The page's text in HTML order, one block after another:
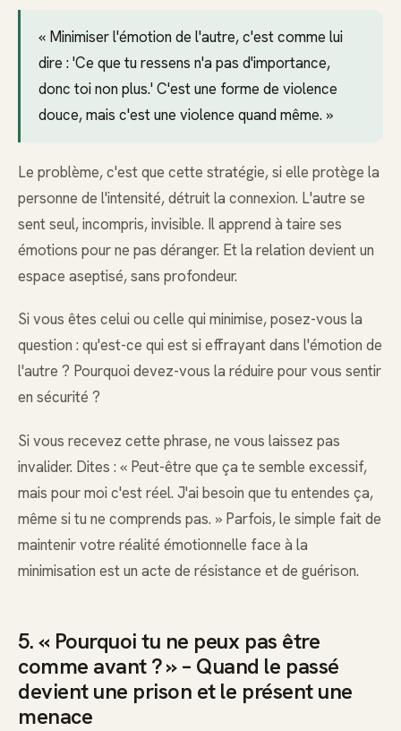
« Minimiser l'émotion de l'autre, c'est comme lui
dire : 'Ce que tu ressens n'a pas d'importance,
donc toi non plus.' C'est une forme de violence
douce, mais c'est une violence quand même. »
Le problème, c'est que cette stratégie, si elle protège la
personne de l'intensité, détruit la connexion. L'autre se
sent seul, incompris, invisible. Il apprend à taire ses
émotions pour ne pas déranger. Et la relation devient un
espace aseptisé, sans profondeur.
Si vous êtes celui ou celle qui minimise, posez-vous la
question : qu'est-ce qui est si effrayant dans l'émotion de
l'autre ? Pourquoi devez-vous la réduire pour vous sentir
en sécurité ?
Si vous recevez cette phrase, ne vous laissez pas
invalider. Dites : « Peut-être que ça te semble excessif,
mais pour moi c'est réel. J'ai besoin que tu entendes ça,
même si tu ne comprends pas. » Parfois, le simple fait de
maintenir votre réalité émotionnelle face à la
minimisation est un acte de résistance et de guérison.
5. « Pourquoi tu ne peux pas être
comme avant ? » – Quand le passé
devient une prison et le présent une
menace